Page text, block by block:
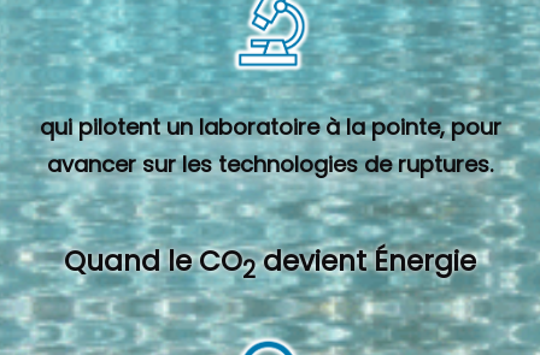
qui pilotent un laboratoire à la pointe, pour
avancer sur les technologies de ruptures.
Quand le CO2devient Énergie